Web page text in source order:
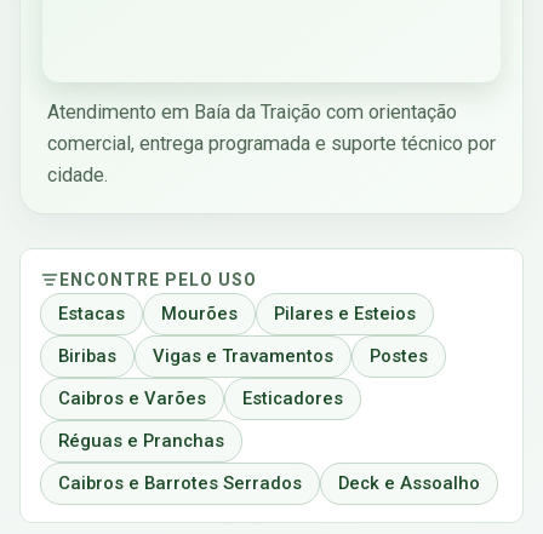
Atendimento em Baía da Traição com orientação
comercial, entrega programada e suporte técnico por
cidade.
ENCONTRE PELO USO
Estacas Mourões
Pilares e Esteios
Biribas
Vigas e Travamentos
Postes
Caibros e Varões
Esticadores
Réguas e Pranchas
Caibros e Barrotes Serrados
Deck e Assoalho